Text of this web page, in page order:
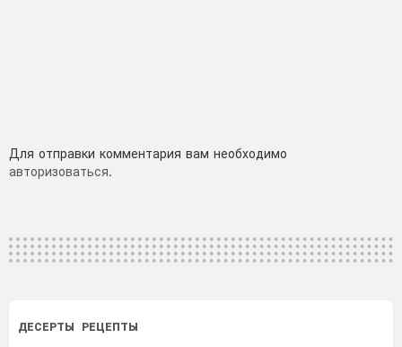
Добавить
комментарий
Для отправки комментария вам необходимо
авторизоваться.
ДЕСЕРТЫ РЕЦЕПТЫ